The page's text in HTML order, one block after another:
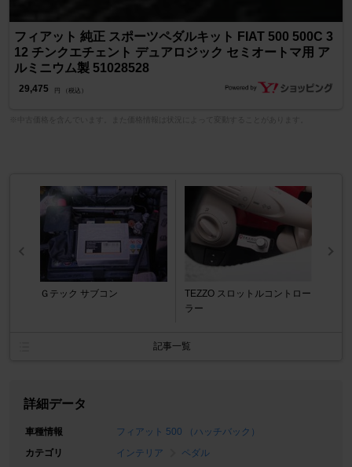
フィアット 純正 スポーツペダルキット FIAT 500 500C 3
12 チンクエチェント デュアロジック セミオートマ用 ア
ルミニウム製 51028528
29,475 円 （税込）
Ｇテック サブコン
TEZZO スロットルコントロー
ラー
記事一覧
詳細データ
車種情報
フィアット 500 （ハッチバック）
カテゴリ
インテリア
ペダル